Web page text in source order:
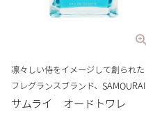
凛々しい侍をイメージして創られた
フレグランスブランド、SAMOURAI
サムライ オードトワレ